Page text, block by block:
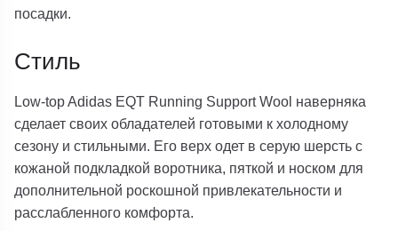
посадки.
Стиль
Low-top Adidas EQT Running Support Wool наверняка
сделает своих обладателей готовыми к холодному
сезону и стильными. Его верх одет в серую шерсть с
кожаной подкладкой воротника, пяткой и носком для
дополнительной роскошной привлекательности и
расслабленного комфорта.